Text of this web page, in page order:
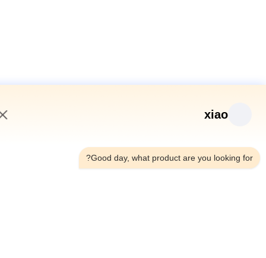
xiao
Good day, what product are you looking